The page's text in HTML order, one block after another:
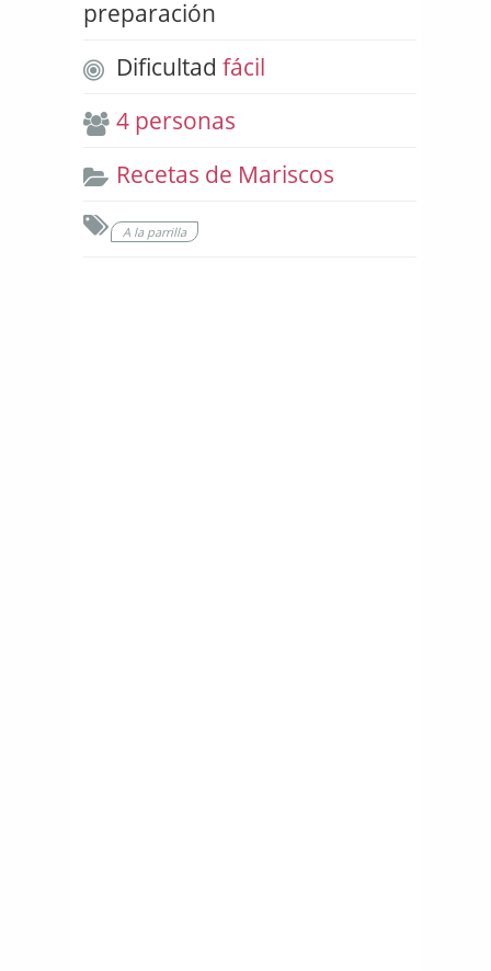
preparación
Dificultad fácil
4 personas
Recetas de Mariscos
A la parrilla